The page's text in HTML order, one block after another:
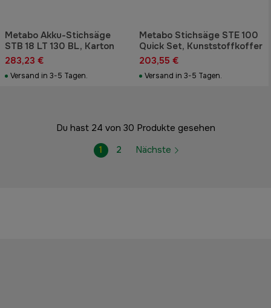
Metabo Akku-Stichsäge
STB 18 LT 130 BL, Karton
283,23 €
Versand in 3-5 Tagen.
Metabo Stichsäge STE 100
Quick Set, Kunststoffkoffer
203,55 €
Versand in 3-5 Tagen.
Du hast 24 von 30 Produkte gesehen
1
2 Nächste